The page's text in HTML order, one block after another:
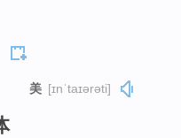
美 [ɪnˈtaɪərəti]